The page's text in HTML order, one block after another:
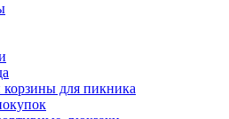
для пикника